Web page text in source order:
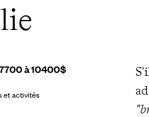
à 10400$
et activités